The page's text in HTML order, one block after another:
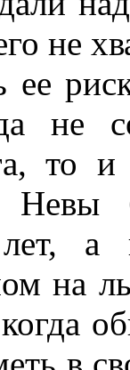
не
ее
не
то
Невы
а
на